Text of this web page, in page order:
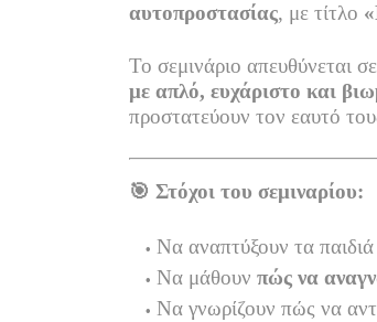
αυτοπροστασίας, με τίτλο
Το σεμινάριο απευθύνεται σε
με απλό, ευχάριστο και
προστατεύουν τον εαυτό
🎯 Στόχοι του σεμιναρίου:
Να αναπτύξουν τα παιδιά
Να μάθουν πώς να
Να γνωρίζουν πώς να